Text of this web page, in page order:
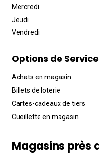
Mercredi
Jeudi
Vendredi
Options de
Achats en magasin
Billets de loterie
Cartes-cadeaux de tiers
Cueillette en magasin
Magasins près